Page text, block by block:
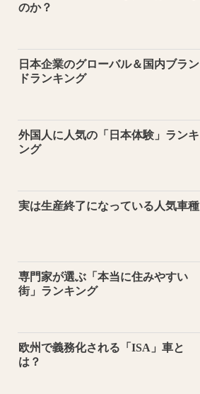
のか？
日本企業のグローバル＆国内ブラン
ドランキング
外国人に人気の「日本体験」ランキ
ング
実は生産終了になっている人気車種
専門家が選ぶ「本当に住みやすい
街」ランキング
欧州で義務化される「ISA」車と
は？